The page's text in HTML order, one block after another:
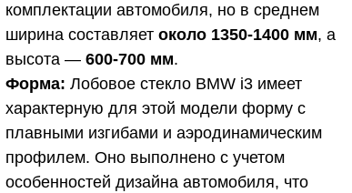
комплектации автомобиля, но в среднем
ширина составляет около 1350-1400 мм, а
высота — 600-700 мм.
Форма: Лобовое стекло BMW i3 имеет
характерную для этой модели форму с
плавными изгибами и аэродинамическим
профилем. Оно выполнено с учетом
особенностей дизайна автомобиля, что